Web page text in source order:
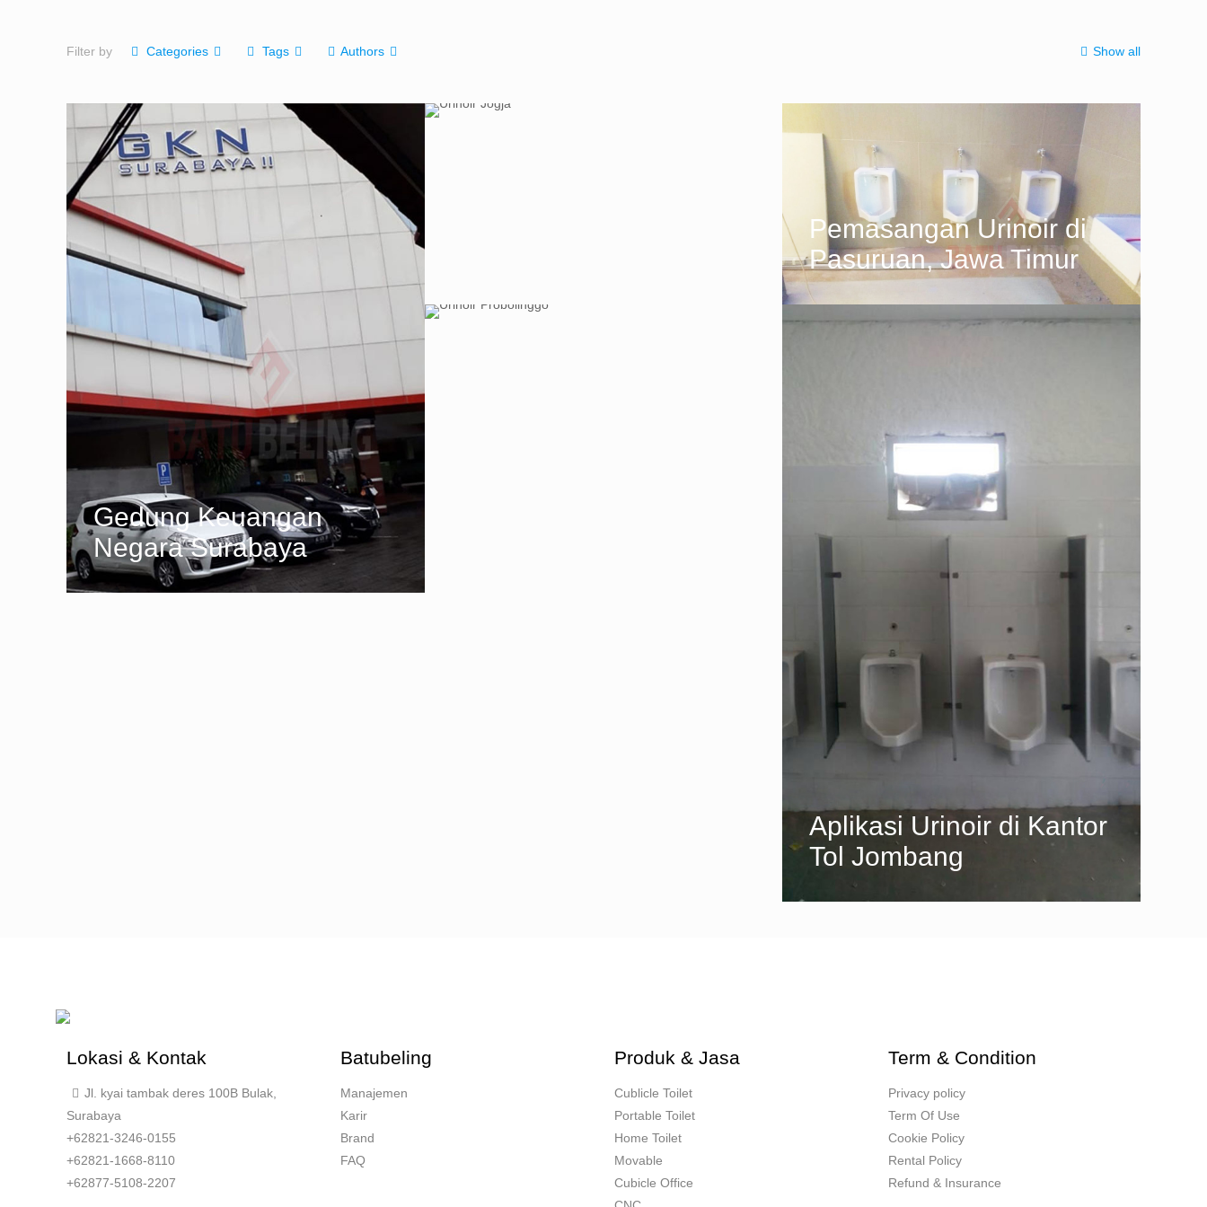
Filter by Categories Tags Authors Show all
Gedung Keuangan
Negara Surabaya
Pemasangan Urinoir di
Pasuruan, Jawa Timur
Aplikasi Urinoir di Kantor
Tol Jombang
Lokasi & Kontak
Jl. kyai tambak deres 100B Bulak,
Surabaya
+62821-3246-0155
+62821-1668-8110
+62877-5108-2207
Batubeling
Manajemen
Karir
Brand
FAQ
Produk & Jasa
Cublicle Toilet
Portable Toilet
Home Toilet
Movable
Cubicle Office
Term & Condition
Privacy policy
Term Of Use
Cookie Policy
Rental Policy
Refund & Insurance